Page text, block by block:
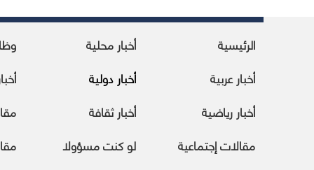
الرئيسية أخبار محلية
أخبار عربية
أخبار دولية
أخبار رياضية
أخبار ثقافة
مقالات إجتماعية
لو كنت مسؤولا